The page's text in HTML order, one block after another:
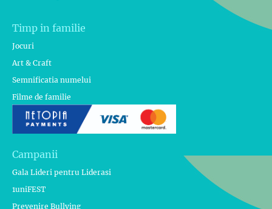
Timp in familie
Jocuri
Art & Craft
Semnificatia numelui
Filme de familie
Campanii
Gala Lideri pentru Liderasi
1uniFEST
Prevenire Bullying